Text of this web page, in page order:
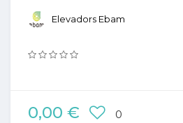
Elevadors Ebam
0,00 € 0